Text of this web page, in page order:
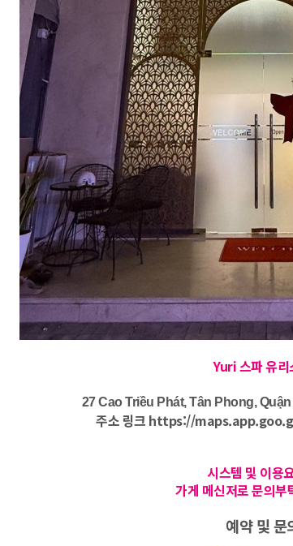
Yuri 스파 유리
27 Cao Triều Phát, Tân Phong,
주소 링크 https://
시스템 및 이용
가게 메신저로 문의부
예약 및 문